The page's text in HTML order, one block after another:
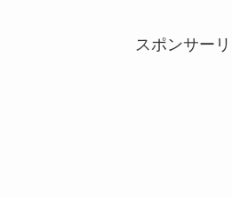
スポンサー